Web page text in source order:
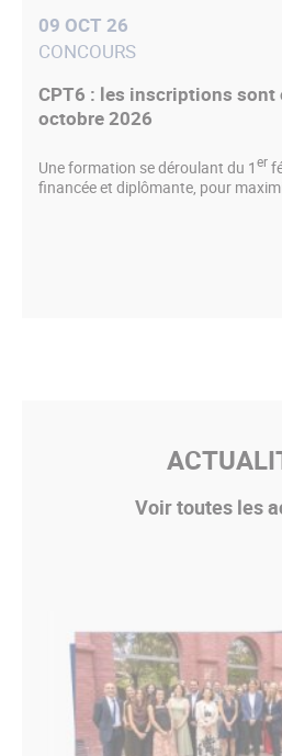
09 OCT 26
CONCOURS
CPT6 : les inscriptions sont
octobre 2026
Une formation se déroulant du 1 er
financée et diplômante, pour
Voir toutes les